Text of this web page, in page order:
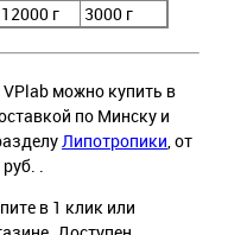
12000 г 3000 г
можно купить в
по Минску и
Липотропики, от
.
в 1 клик или